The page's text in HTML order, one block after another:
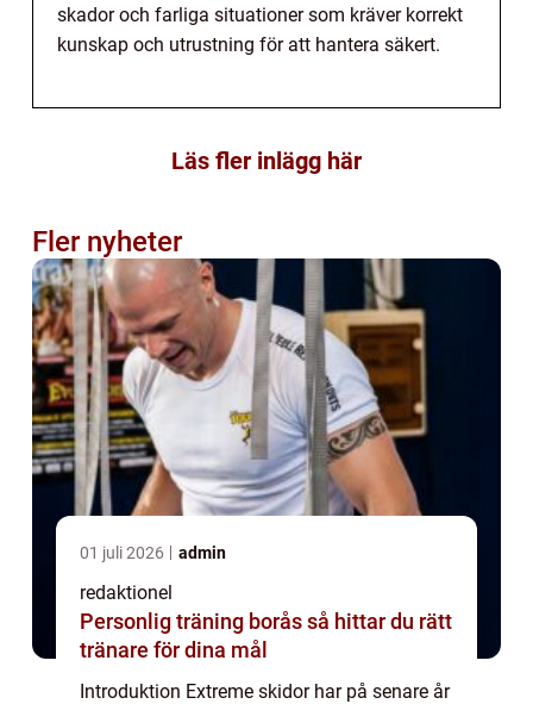
skador och farliga situationer som kräver korrekt
kunskap och utrustning för att hantera säkert.
Läs fler inlägg här
Fler nyheter
01 juli 2026 admin
redaktionel
Personlig träning borås så hittar du rätt
tränare för dina mål
Introduktion Extreme skidor har på senare år